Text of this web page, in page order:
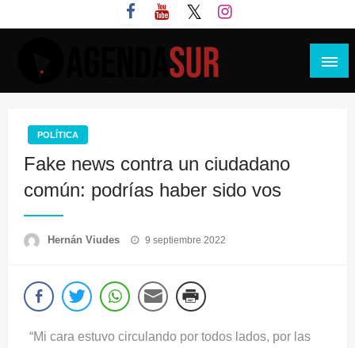
al
POLÍTICA
Fake news contra un ciudadano
común: podrías haber sido vos
Hernán Viudes
Publicado
9 septiembre 2022
“Mi cara estuvo circulando por todos lados, por las